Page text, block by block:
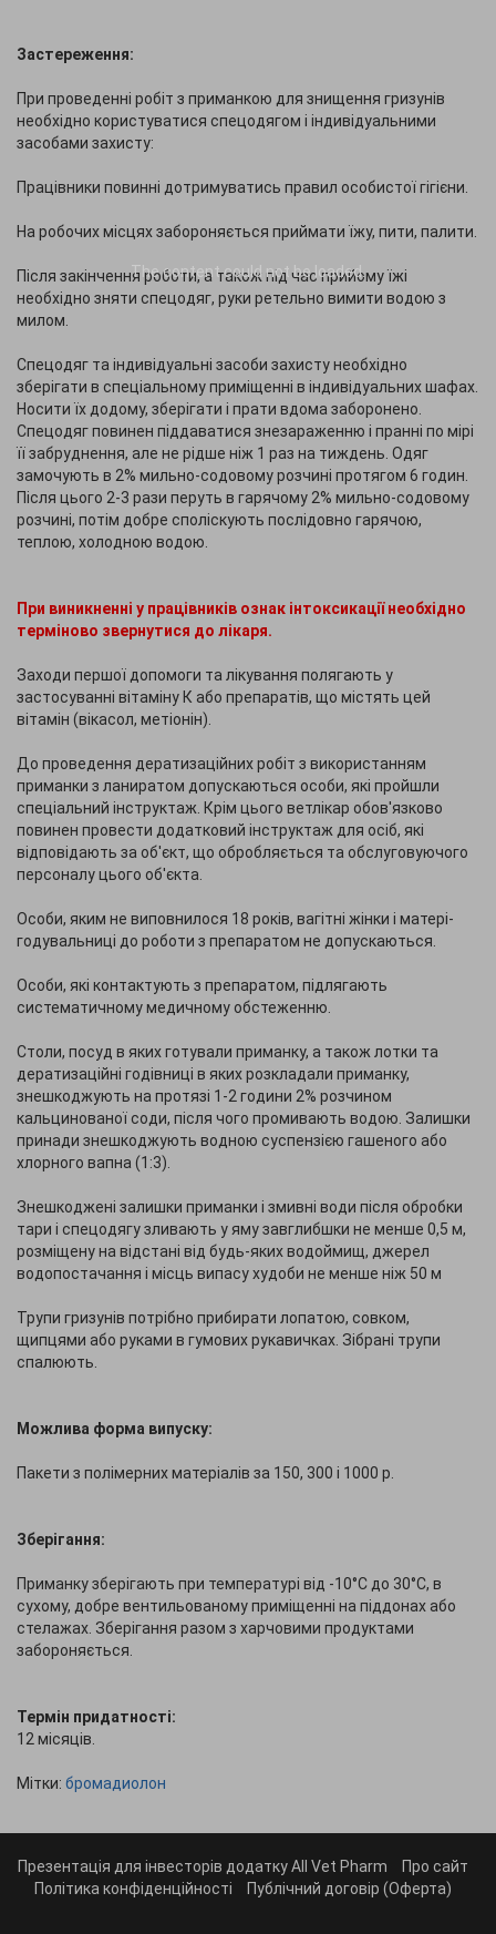
The contentcould not be loaded.
Застереження:
При проведенні робіт з приманкою для знищення гризунів
необхідно користуватися спецодягом і індивідуальними
засобами захисту:
Працівники повинні дотримуватись правил особистої гігієни.
На робочих місцях забороняється приймати їжу, пити, палити.
Після закінчення роботи, а також під час прийому їжі
необхідно зняти спецодяг, руки ретельно вимити водою з
милом.
Спецодяг та індивідуальні засоби захисту необхідно
зберігати в спеціальному приміщенні в індивідуальних шафах.
Носити їх додому, зберігати і прати вдома заборонено.
Спецодяг повинен піддаватися знезараженню і пранні по мірі
її забруднення, але не рідше ніж 1 раз на тиждень. Одяг
замочують в 2% мильно-содовому розчині протягом 6 годин.
Після цього 2-3 рази перуть в гарячому 2% мильно-содовому
розчині, потім добре споліскують послідовно гарячою,
теплою, холодною водою.
При виникненні у працівників ознак інтоксикації необхідно
терміново звернутися до лікаря.
Заходи першої допомоги та лікування полягають у
застосуванні вітаміну К або препаратів, що містять цей
вітамін (вікасол, метіонін).
До проведення дератизаційних робіт з використанням
приманки з ланиратом допускаються особи, які пройшли
спеціальний інструктаж. Крім цього ветлікар обов'язково
повинен провести додатковий інструктаж для осіб, які
відповідають за об'єкт, що обробляється та обслуговуючого
персоналу цього об'єкта.
Особи, яким не виповнилося 18 років, вагітні жінки і матері-
годувальниці до роботи з препаратом не допускаються.
Особи, які контактують з препаратом, підлягають
систематичному медичному обстеженню.
Столи, посуд в яких готували приманку, а також лотки та
дератизаційні годівниці в яких розкладали приманку,
знешкоджують на протязі 1-2 години 2% розчином
кальцинованої соди, після чого промивають водою. Залишки
принади знешкоджують водною суспензією гашеного або
хлорного вапна (1:3).
Знешкоджені залишки приманки і змивні води після обробки
тари і спецодягу зливають у яму завглибшки не менше 0,5 м,
розміщену на відстані від будь-яких водоймищ, джерел
водопостачання і місць випасу худоби не менше ніж 50 м
Трупи гризунів потрібно прибирати лопатою, совком,
щипцями або руками в гумових рукавичках. Зібрані трупи
спалюють.
Можлива форма випуску:
Пакети з полімерних матеріалів за 150, 300 і 1000 р.
Зберігання:
Приманку зберігають при температурі від -10°С до 30°С, в
сухому, добре вентильованому приміщенні на піддонах або
стелажах. Зберігання разом з харчовими продуктами
забороняється.
Термін придатності:
12 місяців.
Мітки: бромадиолон
Презентація для інвесторів додатку All Vet Pharm
Про сайт
Політика конфіденційності
Публічний договір (Оферта)